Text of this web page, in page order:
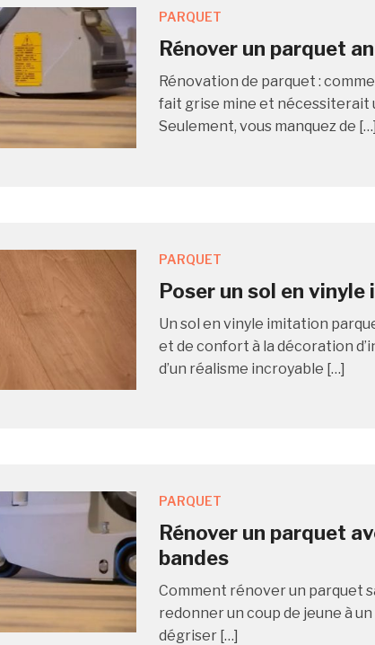
PARQUET
Rénover un parquet
Rénovation de parquet :
fait grise mine et nécessiterait
Seulement, vous manquez de […]
PARQUET
Poser un sol en
Un sol en vinyle imitation
et de confort à la décoration
d’un réalisme incroyable […]
PARQUET
Rénover un parquet
bandes
Comment rénover un parquet
redonner un coup de jeune à
dégriser […]